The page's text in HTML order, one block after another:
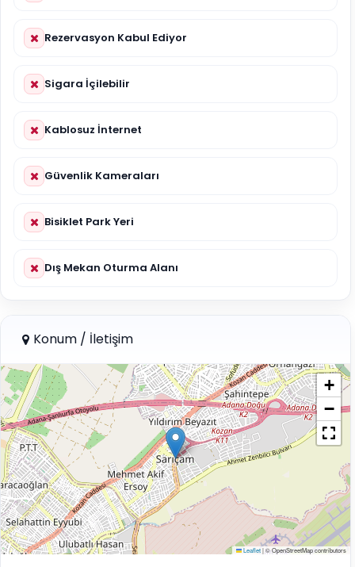
Rezervasyon Kabul Ediyor
Sigara İçilebilir
Kablosuz İnternet
Güvenlik Kameraları
Bisiklet Park Yeri
Dış Mekan Oturma Alanı
Konum / İletişim
+
−
Leaflet|© OpenStreetMap contributors